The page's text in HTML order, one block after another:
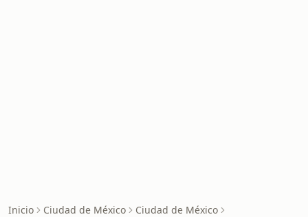
Inicio Ciudad de México
Ciudad de México